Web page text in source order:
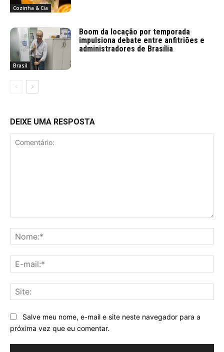
Cozinha & Cia
Brasil
Boom da locação por temporada
impulsiona debate entre anfitriões e
administradores de Brasília
DEIXE UMA RESPOSTA
Salve meu nome, e-mail e site neste navegador para a
próxima vez que eu comentar.